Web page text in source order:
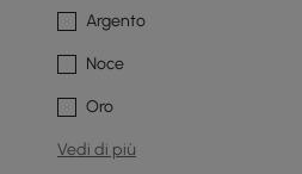
Argento
Noce
Oro
Vedi di più